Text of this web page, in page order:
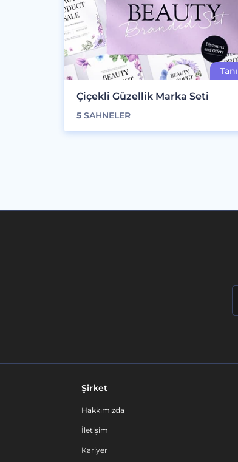
Çiçekli Güzellik Marka Seti
5 SAHNELER
Şirket
Hakkımızda
İletişim
Kariyer